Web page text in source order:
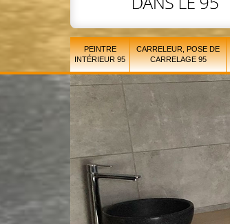
PEINTRE
INTÉRIEUR 95
CARRELEUR, POSE DE
CARRELAGE 95